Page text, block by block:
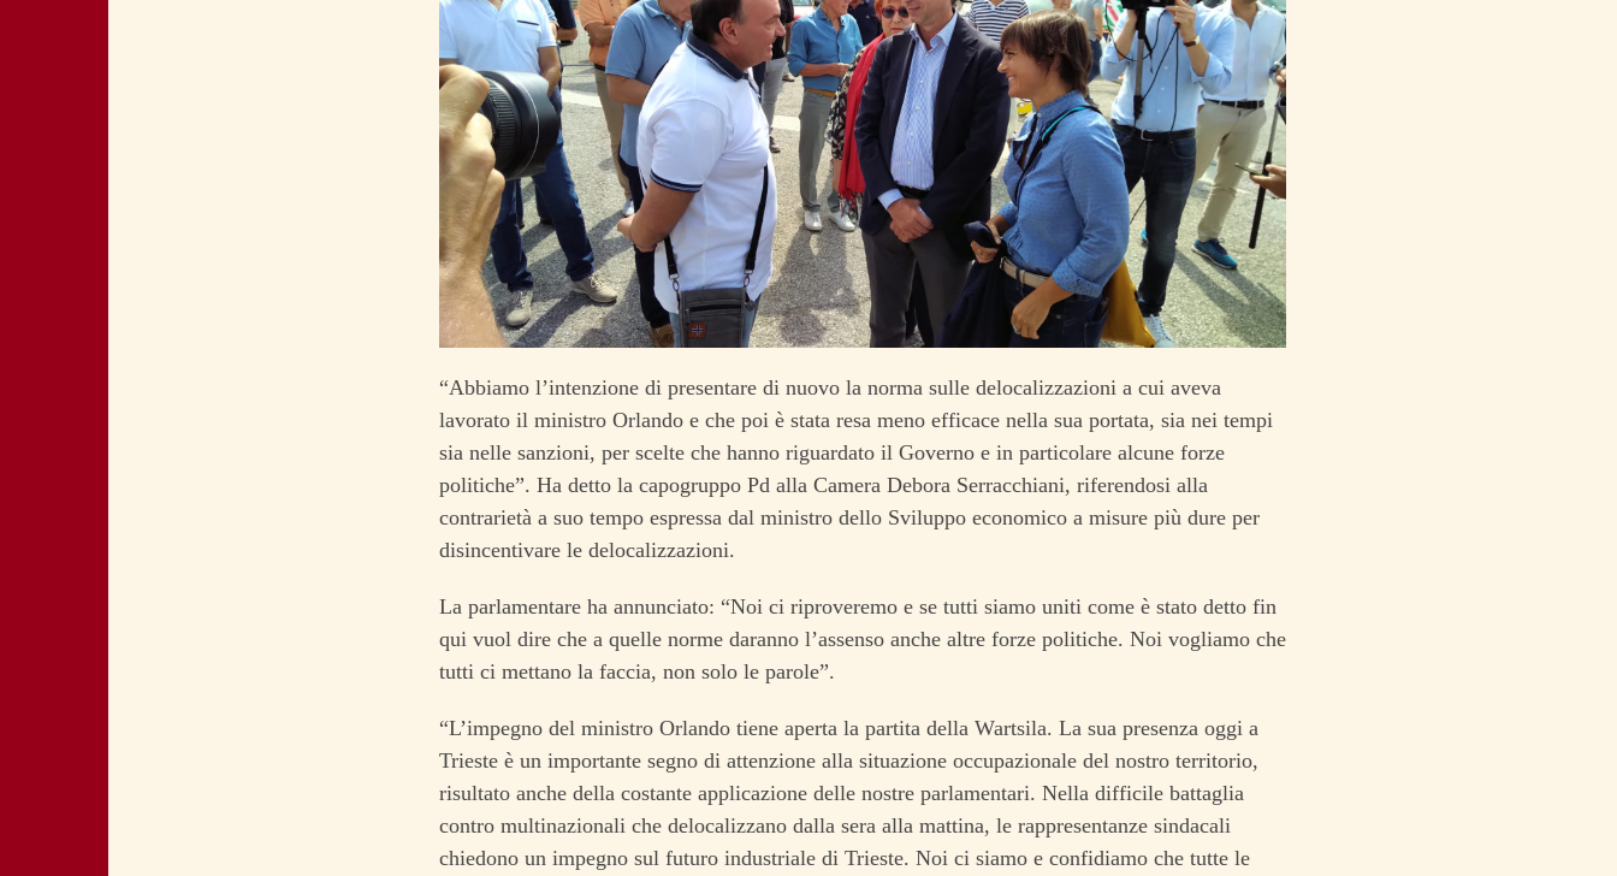
“Abbiamo l’intenzione di presentare di nuovo la norma sulle delocalizzazioni a cui aveva
lavorato il ministro Orlando e che poi è stata resa meno efficace nella sua portata, sia nei tempi
sia nelle sanzioni, per scelte che hanno riguardato il Governo e in particolare alcune forze
politiche”. Ha detto la capogruppo Pd alla Camera Debora Serracchiani, riferendosi alla
contrarietà a suo tempo espressa dal ministro dello Sviluppo economico a misure più dure per
disincentivare le delocalizzazioni.
La parlamentare ha annunciato: “Noi ci riproveremo e se tutti siamo uniti come è stato detto fin
qui vuol dire che a quelle norme daranno l’assenso anche altre forze politiche. Noi vogliamo che
tutti ci mettano la faccia, non solo le parole”.
“L’impegno del ministro Orlando tiene aperta la partita della Wartsila. La sua presenza oggi a
Trieste è un importante segno di attenzione alla situazione occupazionale del nostro territorio,
risultato anche della costante applicazione delle nostre parlamentari. Nella difficile battaglia
contro multinazionali che delocalizzano dalla sera alla mattina, le rappresentanze sindacali
chiedono un impegno sul futuro industriale di Trieste. Noi ci siamo e confidiamo che tutte le